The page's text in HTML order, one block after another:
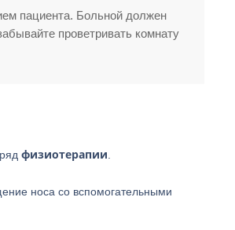
пациента. Больной должен
проветривать комнату
физиотерапии
носа со вспомогательными